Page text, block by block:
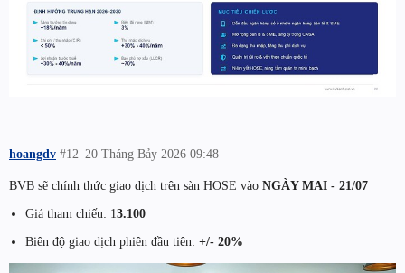
hoangdv 20 Tháng Bảy 2026 09:48
#12
BVB sẽ chính thức giao dịch trên sàn HOSE vào NGÀY MAI - 21/07
Giá tham chiếu: 13.100
Biên độ giao dịch phiên đầu tiên: +/- 20%